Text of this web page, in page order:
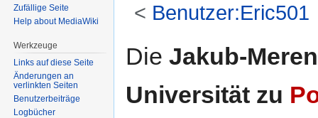
< Benutzer:Eric501
Navigation
Suche
Die Jakub-
Universität zu
Zufällige Seite
Help about MediaWiki
Werkzeuge
Links auf diese Seite
Änderungen an
verlinkten Seiten
Benutzerbeiträge
Logbücher